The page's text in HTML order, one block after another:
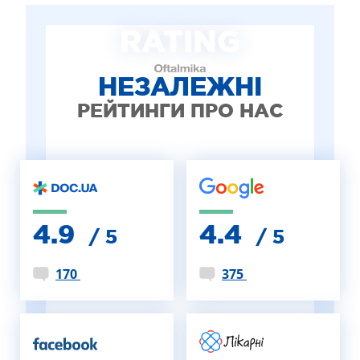
ДИТЯЧА ОФТАЛЬМОЛОГІЯ
ЛІКУВАННЯ ЗАХВОРЮВАНЬ СІТКІВКИ
ЕСТЕТИЧНА ХІРУРГІЯ
НЕЗАЛЕЖНІ
РЕЙТИНГИ ПРО НАС
4.9 / 5
170
4.4 / 5
375